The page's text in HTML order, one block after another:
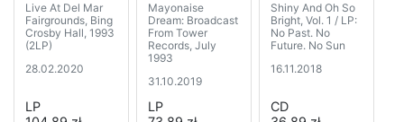
Live At Del Mar
Fairgrounds, Bing
Crosby Hall, 1993
(2LP)
28.02.2020
LP
Mayonaise
Dream: Broadcast
From Tower
Records, July
1993
31.10.2019
LP
Shiny And Oh So
Bright, Vol. 1 / LP:
No Past. No
Future. No Sun
16.11.2018
CD